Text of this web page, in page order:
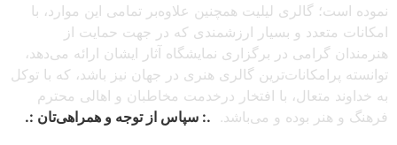
نموده است؛ گالری لیلیت همچنین علاوه‌بر تمامی این موارد، با
امکانات متعدد و بسیار ارزشمندی که در جهت حمایت از
هنرمندان گرامی در برگزاری نمایشگاه آثار ایشان ارائه می‌دهد،
توانسته پرامکانات‌ترین گالری هنری در جهان نیز باشد، که با توکل
به خداوند متعال، با افتخار درخدمت مخاطبان و اهالی محترم
فرهنگ و هنر بوده و می‌باشد. .: سپاس از توجه و همراهی‌تان :.